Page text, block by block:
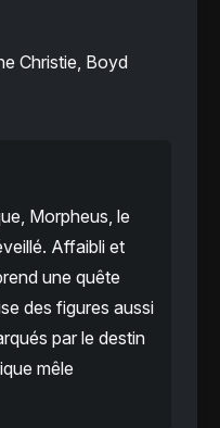
Christie, Boyd
Morpheus, le
Affaibli et
une quête
des figures aussi
par le destin
mêle